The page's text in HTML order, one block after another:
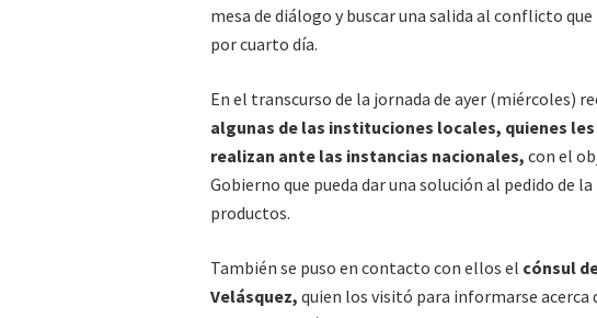
mesa de diálogo y buscar una salida al conflicto
por cuarto día.
En el transcurso de la jornada de ayer (miércoles)
algunas de las instituciones locales, quienes
realizan ante las instancias nacionales, con el
Gobierno que pueda dar una solución al pedido de
productos.
También se puso en contacto con ellos el cónsul
Velásquez, quien los visitó para informarse acerca